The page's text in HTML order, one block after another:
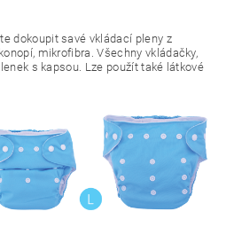
dokoupit savé vkládací pleny z
mikrofibra. Všechny vkládačky,
s kapsou. Lze použít také látkové